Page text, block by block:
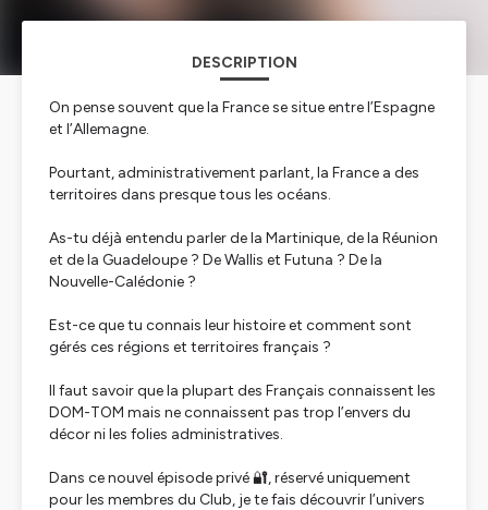
DESCRIPTION
On pense souvent que la France se situe entre l’Espagne
et l’Allemagne.
Pourtant, administrativement parlant, la France a des
territoires dans presque tous les océans.
As-tu déjà entendu parler de la Martinique, de la Réunion
et de la Guadeloupe ? De Wallis et Futuna ? De la
Nouvelle-Calédonie ?
Est-ce que tu connais leur histoire et comment sont
gérés ces régions et territoires français ?
Il faut savoir que la plupart des Français connaissent les
DOM-TOM mais ne connaissent pas trop l’envers du
décor ni les folies administratives.
Dans ce nouvel épisode privé 🔐, réservé uniquement
pour les membres du Club, je te fais découvrir l’univers